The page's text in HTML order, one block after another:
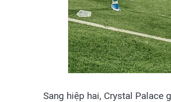
Sang hiệp hai, Crystal Palace